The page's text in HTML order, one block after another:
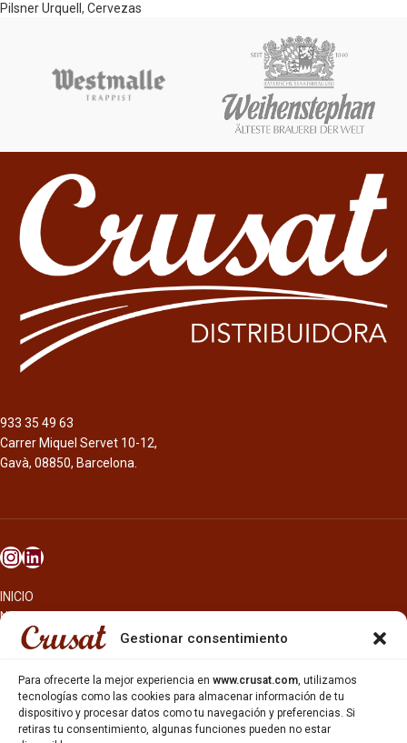
Gestionar consentimiento
Para ofrecerte la mejor experiencia en www.crusat.com, utilizamos
tecnologías como las cookies para almacenar información de tu
dispositivo y procesar datos como tu navegación y preferencias. Si
retiras tu consentimiento, algunas funciones pueden no estar
Pilsner Urquell , Cervezas
933 35 49 63
Carrer Miquel Servet 10-12,
Gavà, 08850, Barcelona.
INICIO
NOSOTROS
CERVEZAS
OTROS PRODUCTOS
REPARTO EN BARCELONA
HOSTELERÍA Y PEQUEÑA ALIMENTACIÓN
CARTAS DE CERVEZAS Y VINO